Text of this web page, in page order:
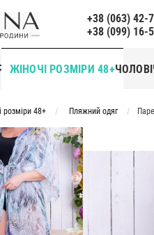
+38 (063) 42-
+38 (099) 16-
ЖІНОЧІ РОЗМІРИ 48+
розміри 48+ Пляжний одяг